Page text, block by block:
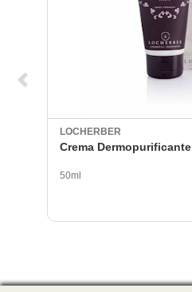
LOCHERBER
Crema Dermopurificante
50ml